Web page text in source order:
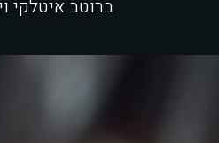
ברוטב איטלקי